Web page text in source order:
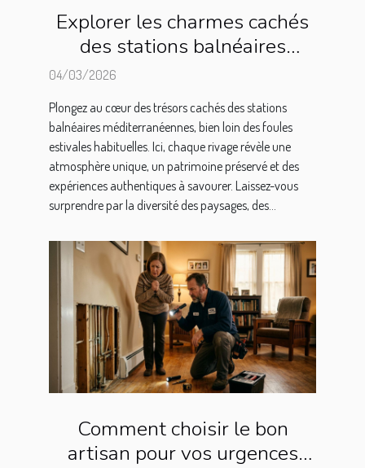
Explorer les charmes cachés
des stations balnéaires
méditerranéennes
04/03/2026
Plongez au cœur des trésors cachés des stations
balnéaires méditerranéennes, bien loin des foules
estivales habituelles. Ici, chaque rivage révèle une
atmosphère unique, un patrimoine préservé et des
expériences authentiques à savourer. Laissez-vous
surprendre par la diversité des paysages, des...
Comment choisir le bon
artisan pour vos urgences